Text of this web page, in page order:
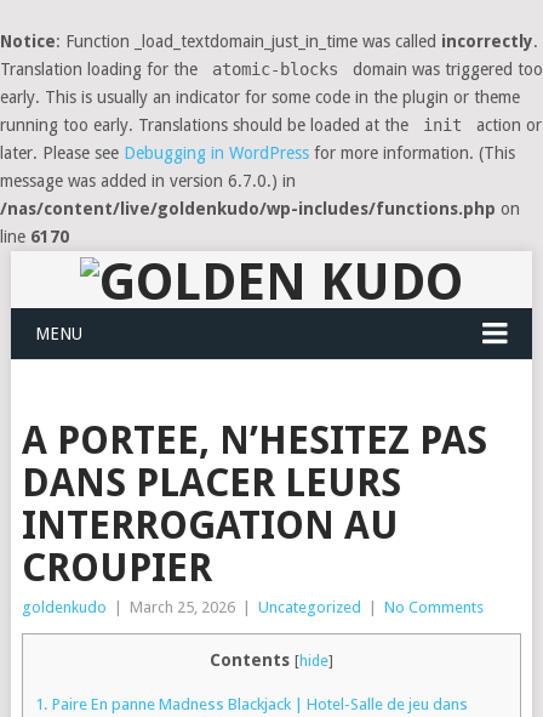
Notice: Function _load_textdomain_just_in_time was called incorrectly.
Translation loading for the
atomic-blocks
domain was triggered too
early. This is usually an indicator for some code in the plugin or theme
running too early. Translations should be loaded at the
init
action or
later. Please see Debugging in WordPress for more information. (This
message was added in version 6.7.0.) in
/nas/content/live/goldenkudo/wp-includes/functions.php on
line 6170
MENU
A PORTEE, N’HESITEZ PAS
DANS PLACER LEURS
INTERROGATION AU
CROUPIER
goldenkudo March 25, 2026 Uncategorized No Comments
Contents [hide]
1. Paire En panne Madness Blackjack | Hotel-Salle de jeu dans